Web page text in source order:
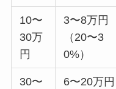
10〜
30万
円
3〜8万円
（20〜3
0%）
30〜
6〜20万円